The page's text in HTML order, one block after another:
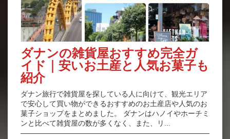
ダナンの雑貨屋おすすめ完全ガ
イド｜安いお土産と人気お菓子も
紹介
ダナン旅行で雑貨屋を探している人に向けて、観光エリア
で安心して買い物ができるおすすめのお土産店や人気のお
菓子ショップをまとめました。 ダナンはハノイやホーチミ
ンと比べて雑貨屋の数が多くなく、また、リ...